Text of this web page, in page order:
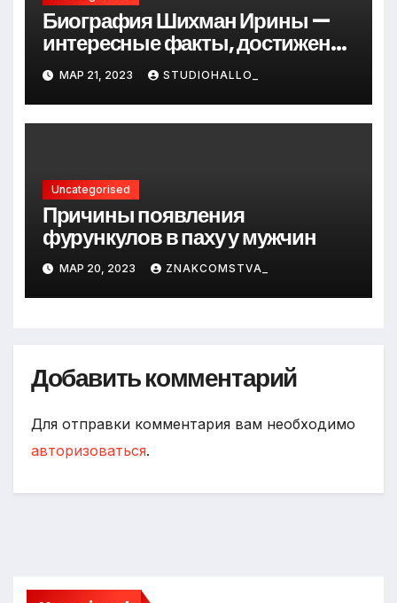
Биография Шихман Ирины —
интересные факты, достижения
и путь к успеху
МАР 21, 2023 STUDIOHALLO_
Uncategorised
Причины появления
фурункулов в паху у мужчин
МАР 20, 2023 ZNAKCOMSTVA_
Добавить комментарий
Для отправки комментария вам необходимо
авторизоваться.